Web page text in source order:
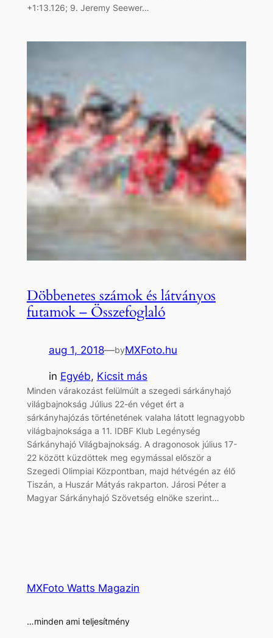
+1:13.126; 9. Jeremy Seewer…
Döbbenetes számok és látványos
futamok – Összefoglaló
aug 1, 2018—byMXFoto.hu
in Egyéb, Kicsit más
Minden várakozást felülmúlt a szegedi sárkányhajó
világbajnokság Július 22-én véget ért a
sárkányhajózás történetének valaha látott legnagyobb
világbajnoksága a 11. IDBF Klub Legénység
Sárkányhajó Világbajnokság. A dragonosok július 17-
22 között küzdöttek meg egymással először a
Szegedi Olimpiai Központban, majd hétvégén az élő
Tiszán, a Huszár Mátyás rakparton. Járosi Péter a
Magyar Sárkányhajó Szövetség elnöke szerint…
MXFoto Watts Magazin
…minden ami teljesítmény